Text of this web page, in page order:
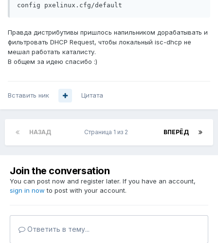
config pxelinux.cfg/default
Правда дистрибутивы пришлось напильником дорабатывать и
фильтровать DHCP Request, чтобы локальный isc-dhcp не
мешал работать каталисту.
В общем за идею спасибо :)
Вставить ник Цитата
НАЗАД ВПЕРЁД
Страница 1 из 2
Join the conversation
You can post now and register later. If you have an account,
sign in now to post with your account.
Ответить в тему...